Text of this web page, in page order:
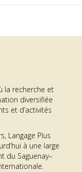
la recherche et
diversifiée
et d’activités
Langage Plus
à une large
du Saguenay–